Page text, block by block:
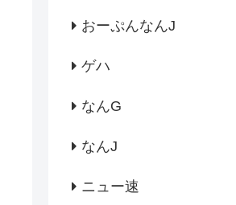
おーぷんなんJ
ゲハ
なんG
なんJ
ニュー速